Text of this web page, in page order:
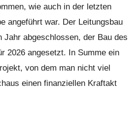
wie auch in der letzten
angeführt war. Der Leitungsbau
Jahr abgeschlossen, der Bau des
2026 angesetzt. In Summe ein
von dem man nicht viel
einen finanziellen Kraftakt